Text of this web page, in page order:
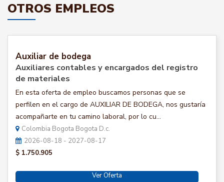
OTROS EMPLEOS
Auxiliar de bodega
Auxiliares contables y encargados del registro
de materiales
En esta oferta de empleo buscamos personas que se
perfilen en el cargo de AUXILIAR DE BODEGA, nos gustaría
acompañarte en tu camino laboral, por lo cu...
Colombia Bogota Bogota D.c.
2026-08-18 - 2027-08-17
$ 1.750.905
Ver Oferta